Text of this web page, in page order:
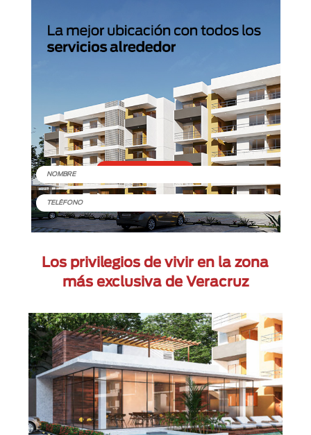
Los privilegios de vivir en la zona
más exclusiva de Veracruz